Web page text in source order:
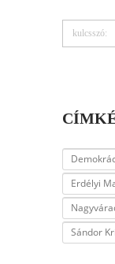
Erdélyi
Sándor